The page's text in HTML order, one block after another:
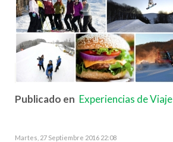
Publicado en Experiencias de Viaje
Martes, 27 Septiembre 2016 22:08